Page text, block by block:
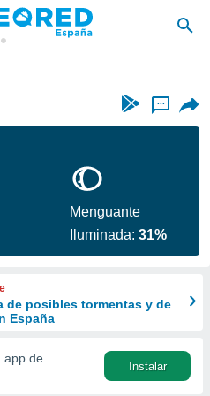
...
Menguante
Iluminada:31%
de posibles tormentas y de
España
app de
Instalar